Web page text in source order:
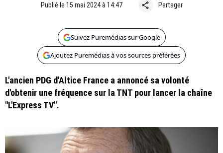
Publié le 15 mai 2024 à 14:47 share Partager
Suivez Puremédias sur Google
Ajoutez Puremédias à vos sources préférées
L'ancien PDG d'Altice France a annoncé sa volonté
d'obtenir une fréquence sur la TNT pour lancer la chaîne
"L'Express TV".